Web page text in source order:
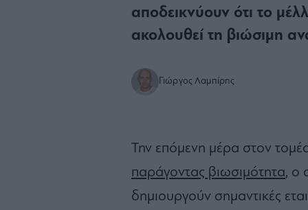
αποδεικνύουν ότι το
ακολουθεί τη βιώσιμη
Γιώργος Λαμπίρης
Την επόμενη μέρα στον
παράγοντας βιωσιμότητα, ο
δημιουργούν σημαντικές